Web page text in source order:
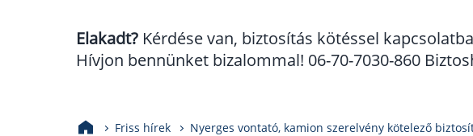
Elakadt? Kérdése van, biztosítás kötéssel
Hívjon bennünket bizalommal! 06-70-7030-860
Friss hírek Nyerges vontató, kamion szerelvény kötelező